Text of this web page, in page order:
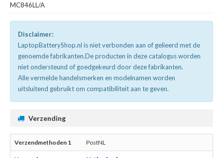
MC846LL/A
Disclaimer:
LaptopBatteryShop.nl is niet verbonden aan of gelieerd met de
genoemde fabrikanten.De producten in deze catalogus worden
niet ondersteund of goedgekeurd door deze fabrikanten.
Alle vermelde handelsmerken en modelnamen worden
uitsluitend gebruikt om compatibiliteit aan te geven.
Verzending
PostNL